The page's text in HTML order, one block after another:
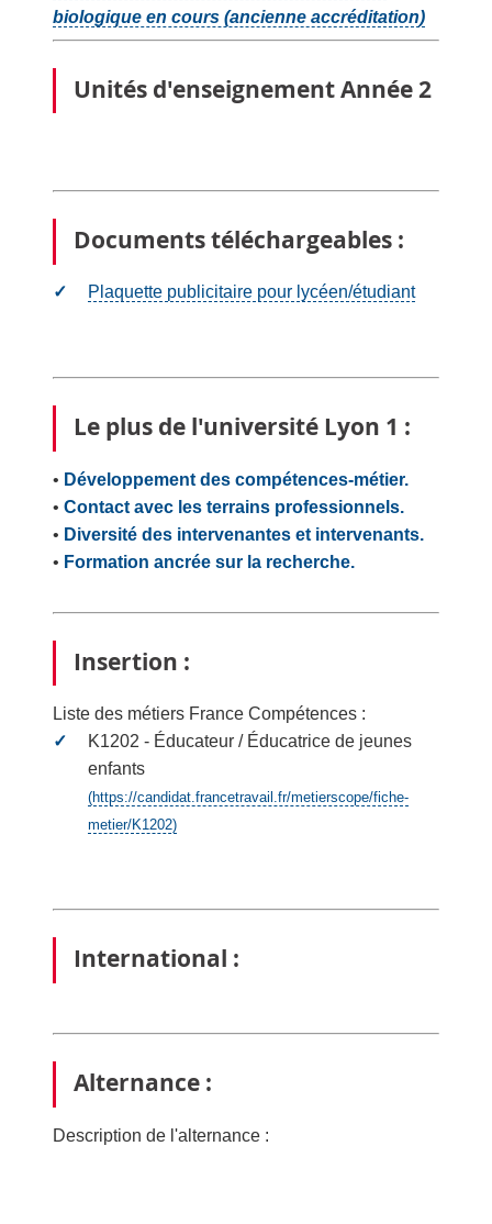
biologique en cours (ancienne accréditation)
Unités d'enseignement Année 2
Documents téléchargeables :
Plaquette publicitaire pour lycéen/étudiant
Le plus de l'université Lyon 1 :
• Développement des compétences-métier.
• Contact avec les terrains professionnels.
• Diversité des intervenantes et intervenants.
• Formation ancrée sur la recherche.
Insertion :
Liste des métiers France Compétences :
K1202 - Éducateur / Éducatrice de jeunes
enfants
(https://candidat.francetravail.fr/metierscope/fiche-
metier/K1202)
International :
Alternance :
Description de l'alternance :